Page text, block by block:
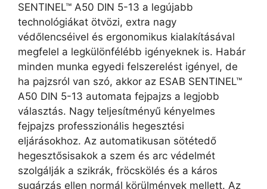
SENTINEL™ A50 DIN 5-13 a legújabb
technológiákat ötvözi, extra nagy
védőlencséivel és ergonomikus kialakításával
megfelel a legkülönfélébb igényeknek is. Habár
minden munka egyedi felszerelést igényel, de
ha pajzsról van szó, akkor az ESAB SENTINEL™
A50 DIN 5-13 automata fejpajzs a legjobb
választás. Nagy teljesítményű kényelmes
fejpajzs professzionális hegesztési
eljárásokhoz. Az automatikusan sötétedő
hegesztősisakok a szem és arc védelmét
szolgálják a szikrák, fröcskölés és a káros
sugárzás ellen normál körülmények mellett. Az